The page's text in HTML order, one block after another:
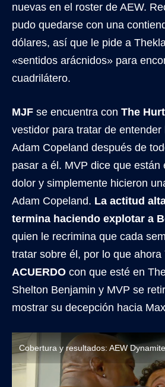
nuevas en el roster de AEW.
pudo quedarse con una
dólares, así que le pide a
«sentidos arácnidos» para
cuadrilátero.
MJF se encuentra con The
vestidor para tratar de entender
Adam Copeland después de
pasar a él. MVP dice que están
dolor y simplemente hicieron
Adam Copeland. La actitud
termina haciendo explotar a
quien le recrimina que cada
tratar sobre él, por lo que ahora
ACUERDO con que esté en
Shelton Benjamin y MVP se
mostrar su decepción hacia
Cobertura y resultados: AEW